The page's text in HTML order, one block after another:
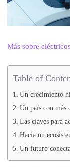
Más sobre
Table of
Un crecimiento
Un país con más
Las claves para
Hacia un
Un futuro